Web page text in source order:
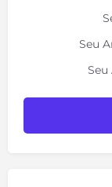
Seu